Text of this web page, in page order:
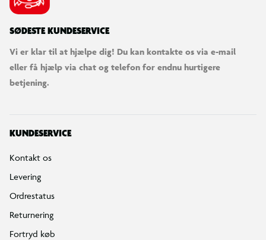
SØDESTE KUNDESERVICE
Vi er klar til at hjælpe dig! Du kan kontakte os via e-mail
eller få hjælp via chat og telefon for endnu hurtigere
betjening.
KUNDESERVICE
Kontakt os
Levering
Ordrestatus
Returnering
Fortryd køb